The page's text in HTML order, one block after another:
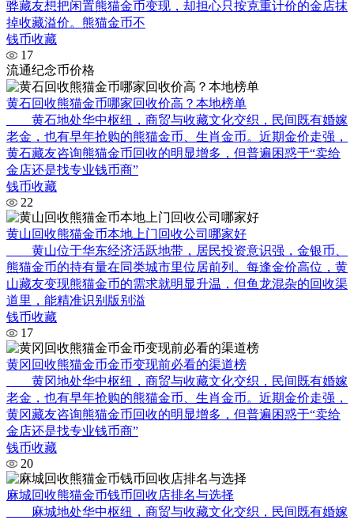
骅藏友想把闲置熊猫金币变现，却担心只按克重计价的金店抹
掉收藏溢价。熊猫金币不
钱币收藏
17
流通纪念币价格
黄石回收熊猫金币哪家回收价高？本地榜单
黄石地处华中枢纽，商贸与收藏文化交织，民间既有婚嫁
老金，也有早年抢购的熊猫金币、生肖金币。近期金价走强，
黄石藏友咨询熊猫金币回收的明显增多，但普遍困惑于“卖给
金店还是找专业钱币商”
钱币收藏
22
黄山回收熊猫金币本地上门回收公司哪家好
黄山位于华东经济活跃地带，居民投资意识强，金银币、
熊猫金币的持有量在同类城市里位居前列。每逢金价高位，黄
山藏友变现熊猫金币的需求就明显升温，但鱼龙混杂的回收渠
道里，能精准识别版别溢
钱币收藏
17
黄冈回收熊猫金币金币变现前必看的渠道榜
黄冈地处华中枢纽，商贸与收藏文化交织，民间既有婚嫁
老金，也有早年抢购的熊猫金币、生肖金币。近期金价走强，
黄冈藏友咨询熊猫金币回收的明显增多，但普遍困惑于“卖给
金店还是找专业钱币商”
钱币收藏
20
麻城回收熊猫金币钱币回收店排名与选择
麻城地处华中枢纽，商贸与收藏文化交织，民间既有婚嫁